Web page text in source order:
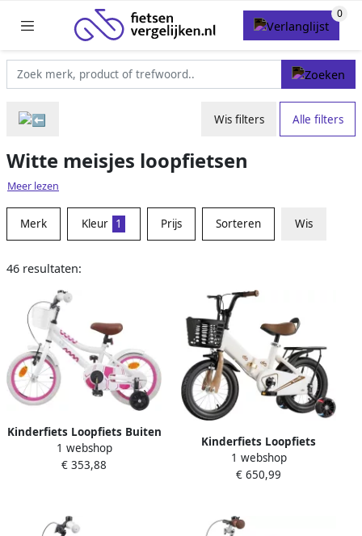
Wis filters Alle filters
Witte meisjes loopfietsen
Meer lezen
Merk Kleur 1 Prijs Sorteren Wis
46 resultaten:
Kinderfiets Loopfiets Buiten
spelen Verstelbare
onderdelen 12 inch Wit
1 webshop
€ 353,88
Kinderfiets Loopfiets
Peuterfiets Leren Fietsen
Dubbele Rem 18 inch Wit
1 webshop
€ 650,99